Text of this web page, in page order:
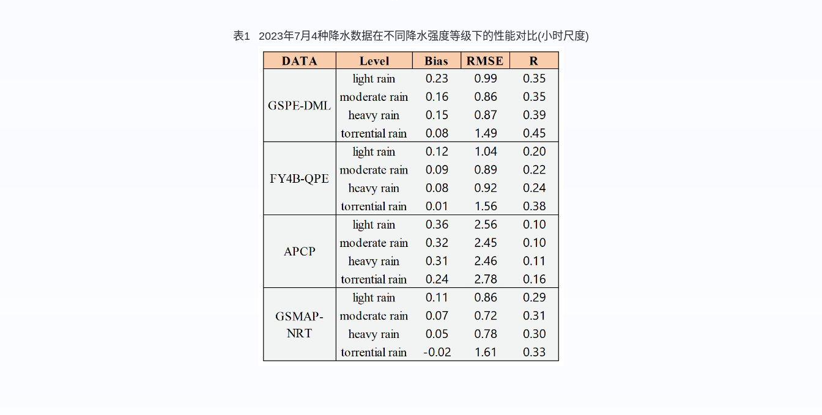
表1 2023年7月4种降水数据在不同降水强度等级下的性能对比(小时尺度)